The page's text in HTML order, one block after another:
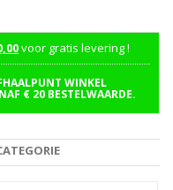
voor gratis levering !
WINKEL
€ 20 BESTELWAARDE.